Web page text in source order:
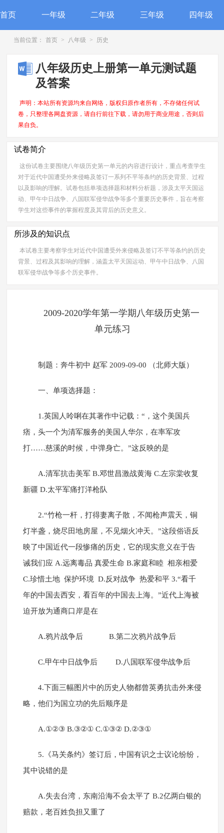
首页 一年级 二年级 三年级 四年级
当前位置： 首页 > 八年级 > 历史
八年级历史上册第一单元测试题
及答案
声明：本站所有资源均来自网络，版权归原作者所有，不存储任何试
卷，只整理各网盘资源，请自行前往下载，请勿用于商业用途，否则后
果自负。
试卷简介
这份试卷主要围绕八年级历史第一单元的内容进行设计，重点考查学生
对于近代中国遭受外来侵略及签订一系列不平等条约的历史背景、过程
以及影响的理解。试卷包括单项选择题和材料分析题，涉及太平天国运
动、甲午中日战争、八国联军侵华战争等多个重要历史事件，旨在考察
学生对这些事件的掌握程度及其背后的历史意义。
所涉及的知识点
本试卷主要考察学生对近代中国遭受外来侵略及签订不平等条约的历史
背景、过程及其影响的理解，涵盖太平天国运动、甲午中日战争、八国
联军侵华战争等多个历史事件。
2009-2020学年第一学期八年级历史第一
单元练习
制题：奔牛初中 赵军 2009-09-00 （北师大版）
一、单项选择题：
1.英国人呤唎在其著作中记载：“，这个美国兵
痞，头一个为清军服务的美国人华尔，在率军攻
打……慈溪的时候，中弹身亡。”这反映的是
A.清军抗击美军 B.邓世昌激战黄海 C.左宗棠收复
新疆 D.太平军痛打洋枪队
2.“竹枪一杆，打得妻离子散，不闻枪声震天，铜
灯半盏，烧尽田地房屋，不见烟火冲天。”这段俗语反
映了中国近代一段惨痛的历史，它的现实意义在于告
诫我们应 A.远离毒品 真爱生命 B.家庭和睦 相亲相爱
C.珍惜土地 保护环境 D.反对战争 热爱和平 3.“看千
年的中国去西安，看百年的中国去上海。”近代上海被
迫开放为通商口岸是在
A.鸦片战争后 B.第二次鸦片战争后
C.甲午中日战争后 D.八国联军侵华战争后
4.下面三幅图片中的历史人物都曾英勇抗击外来侵
略，他们为国立功的先后顺序是
A.①②③ B.③②① C.①③② D.②③①
5.《马关条约》签订后，中国有识之士议论纷纷，
其中说错的是
A.失去台湾，东南沿海不会太平了 B.2亿两白银的
赔款，老百姓负担又重了